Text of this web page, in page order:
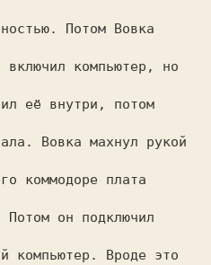
Потом Вовка
компьютер, но
её внутри, потом
Вовка махнул рукой
коммодоре плата
он подключил
компьютер. Вроде это